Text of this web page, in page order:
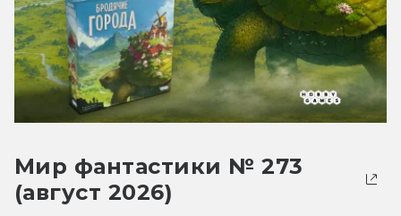
Мир фантастики № 273
(август 2026)